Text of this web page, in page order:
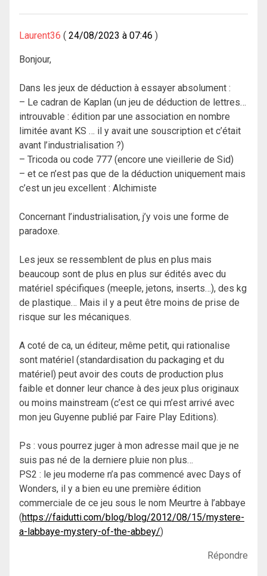
Laurent36 24/08/2023 à 07:46
Bonjour,
Dans les jeux de déduction à essayer absolument :
– Le cadran de Kaplan (un jeu de déduction de lettres…
introuvable : édition par une association en nombre
limitée avant KS … il y avait une souscription et c’était
avant l’industrialisation ?)
– Tricoda ou code 777 (encore une vieillerie de Sid)
– et ce n’est pas que de la déduction uniquement mais
c’est un jeu excellent : Alchimiste
Concernant l’industrialisation, j’y vois une forme de
paradoxe.
Les jeux se ressemblent de plus en plus mais
beaucoup sont de plus en plus sur édités avec du
matériel spécifiques (meeple, jetons, inserts…), des kg
de plastique… Mais il y a peut être moins de prise de
risque sur les mécaniques.
A coté de ca, un éditeur, même petit, qui rationalise
sont matériel (standardisation du packaging et du
matériel) peut avoir des couts de production plus
faible et donner leur chance à des jeux plus originaux
ou moins mainstream (c’est ce qui m’est arrivé avec
mon jeu Guyenne publié par Faire Play Editions).
Ps : vous pourrez juger à mon adresse mail que je ne
suis pas né de la derniere pluie non plus…
PS2 : le jeu moderne n’a pas commencé avec Days of
Wonders, il y a bien eu une première édition
commerciale de ce jeu sous le nom Meurtre à l’abbaye
(https://faidutti.com/blog/blog/2012/08/15/mystere-
a-labbaye-mystery-of-the-abbey/)
Répondre